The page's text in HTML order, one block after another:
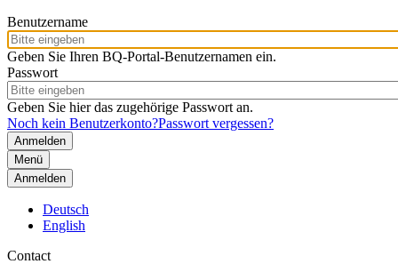
Benutzername
Geben Sie Ihren BQ-Portal-Benutzernamen ein.
Passwort
Geben Sie hier das zugehörige Passwort an.
Noch kein Benutzerkonto?Passwort vergessen?
Menü
Anmelden
Deutsch
English
Contact